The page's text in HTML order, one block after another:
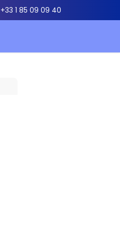
+33 1 85 09 09 40